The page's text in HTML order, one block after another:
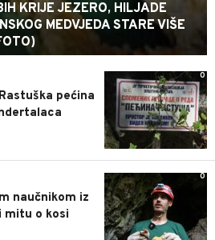
KRIJE JEZERO, HILJADE
MEDVJEDA STARE VIŠE
0
pećina
0
naučnikom iz
mitu o kosi